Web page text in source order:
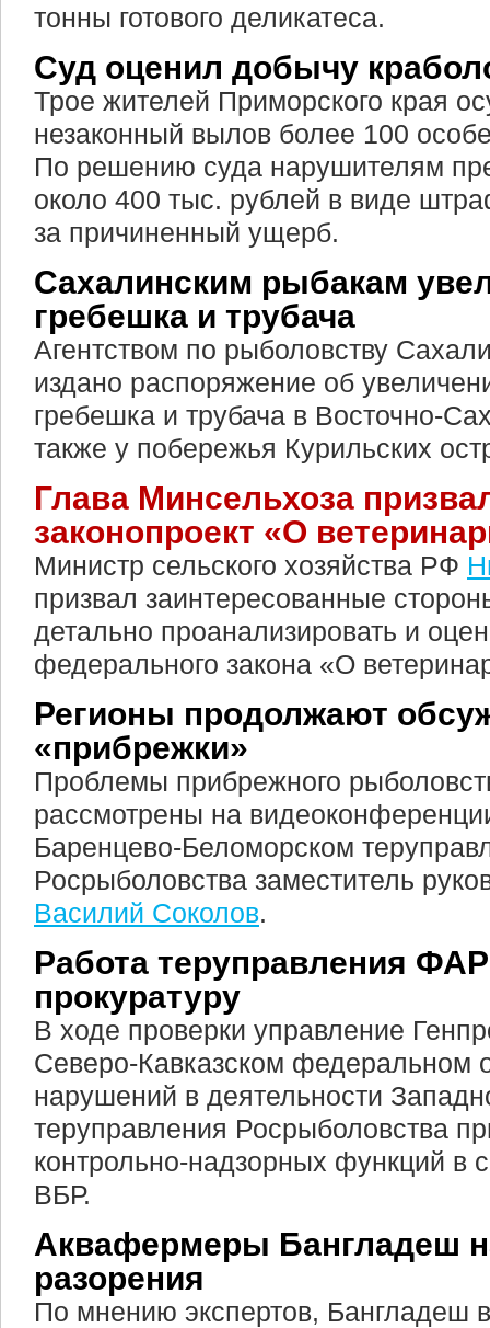
тонны готового деликатеса.
Суд оценил добычу
Трое жителей Приморского края
незаконный вылов более 100
По решению суда нарушителям
около 400 тыс. рублей в виде
за причиненный ущерб.
Сахалинским рыбакам
гребешка и трубача
Агентством по рыболовству
издано распоряжение об
гребешка и трубача в Восточно-
также у побережья Курильских
Глава Минсельхоза
законопроект «О
Министр сельского хозяйства РФ
призвал заинтересованные
детально проанализировать и
федерального закона «О
Регионы продолжают
«прибрежки»
Проблемы прибрежного
рассмотрены на
Баренцево-Беломорском
Росрыболовства заместитель
Василий Соколов.
Работа теруправления
прокуратуру
В ходе проверки управление
Северо-Кавказском федеральном
нарушений в деятельности
теруправления Росрыболовства
контрольно-надзорных функций в
ВБР.
Аквафермеры Бангладеш
разорения
По мнению экспертов, Бангладеш